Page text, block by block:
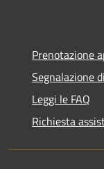
Prenotazione
Segnalazione
Leggi le FAQ
Richiesta